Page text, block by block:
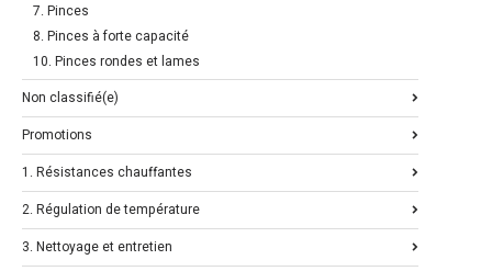
7. Pinces
8. Pinces à forte capacité
10. Pinces rondes et lames
Non classifié(e)
Promotions
1. Résistances chauffantes
2. Régulation de température
3. Nettoyage et entretien